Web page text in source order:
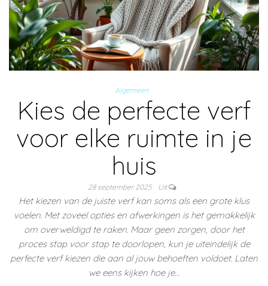
Algemeen
Kies de perfecte verf
voor elke ruimte in je
huis
28 september 2025 Uit
Het kiezen van de juiste verf kan soms als een grote klus
voelen. Met zoveel opties en afwerkingen is het gemakkelijk
om overweldigd te raken. Maar geen zorgen, door het
proces stap voor stap te doorlopen, kun je uiteindelijk de
perfecte verf kiezen die aan al jouw behoeften voldoet. Laten
we eens kijken hoe je…